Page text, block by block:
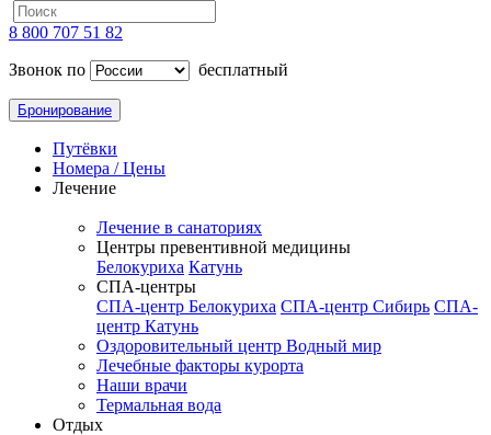
8 800 707 51 82
Звонок по
бесплатный
Бронирование
Путёвки
Номера / Цены
Лечение
Лечение в санаториях
Центры превентивной медицины
Белокуриха Катунь
СПА-центры
СПА-центр Белокуриха СПА-центр Сибирь СПА-
центр Катунь
Оздоровительный центр Водный мир
Лечебные факторы курорта
Наши врачи
Термальная вода
Отдых